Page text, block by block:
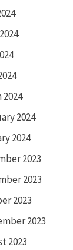
2024
2024
2024
2023
2023
2023
2023
2023